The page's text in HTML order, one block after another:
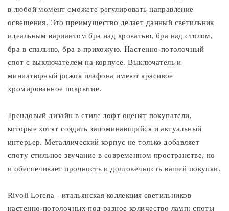
в любой момент сможете регулировать направление
освещения. Это преимущество делает данный светильник
идеальным вариантом бра над кроватью, бра над столом,
бра в спальню, бра в прихожую. Настенно-потолочный
спот с выключателем на корпусе. Выключатель и
миниатюрный рожок плафона имеют красивое
хромированное покрытие.
Трендовый дизайн в стиле лофт оценят покупатели,
которые хотят создать запоминающийся и актуальный
интерьер. Металлический корпус не только добавляет
споту стильное звучание в современном пространстве, но
и обеспечивает прочность и долговечность вашей покупки.
Rivoli Lorena - итальянская коллекция светильников
настенно-потолочных под разное количество ламп: споты